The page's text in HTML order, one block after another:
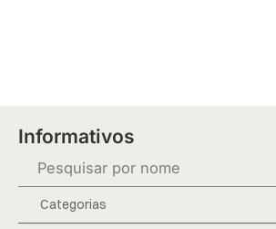
Informativos